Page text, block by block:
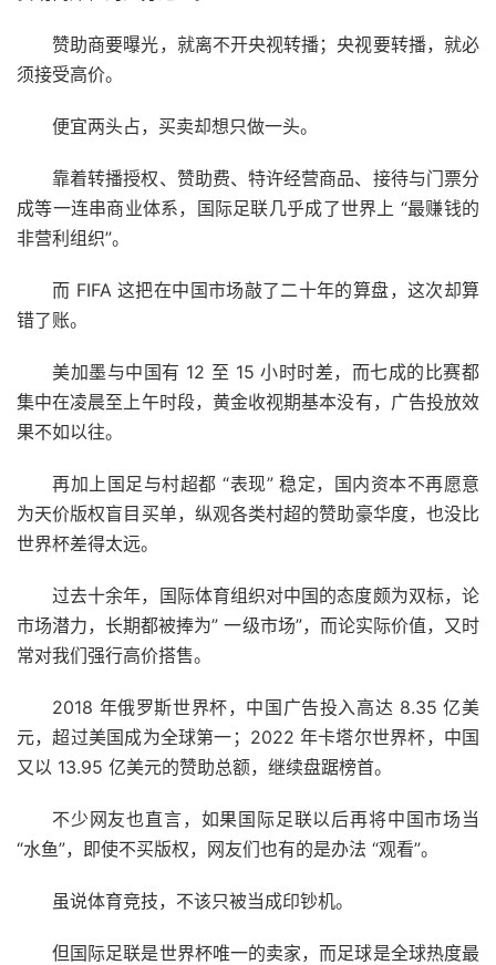
赞助商要曝光，就离不开央视转播；央视要转播，就必
须接受高价。
便宜两头占，买卖却想只做一头。
靠着转播授权、赞助费、特许经营商品、接待与门票分
成等一连串商业体系，国际足联几乎成了世界上 “最赚钱的
非营利组织”。
而 FIFA 这把在中国市场敲了二十年的算盘，这次却算
错了账。
美加墨与中国有 12 至 15 小时时差，而七成的比赛都
集中在凌晨至上午时段，黄金收视期基本没有，广告投放效
果不如以往。
再加上国足与村超都 “表现” 稳定，国内资本不再愿意
为天价版权盲目买单，纵观各类村超的赞助豪华度，也没比
世界杯差得太远。
过去十余年，国际体育组织对中国的态度颇为双标，论
市场潜力，长期都被捧为” 一级市场”，而论实际价值，又时
常对我们强行高价搭售。
2018 年俄罗斯世界杯，中国广告投入高达 8.35 亿美
元，超过美国成为全球第一；2022 年卡塔尔世界杯，中国
又以 13.95 亿美元的赞助总额，继续盘踞榜首。
不少网友也直言，如果国际足联以后再将中国市场当
“水鱼”，即使不买版权，网友们也有的是办法 “观看”。
虽说体育竞技，不该只被当成印钞机。
但国际足联是世界杯唯一的卖家，而足球是全球热度最